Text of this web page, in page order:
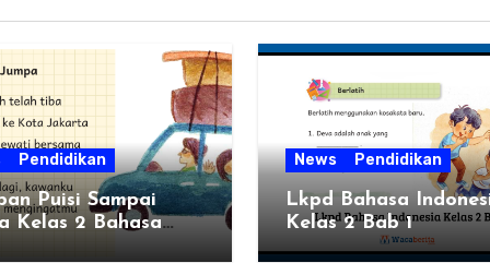
Pendidikan
Puisi Sampai
Kelas 2 Bahasa
News Pendidikan
Lkpd Bahasa
Kelas 2 Bab 1